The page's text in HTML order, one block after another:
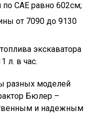
САЕ равно 602см;
от 7090 до 9130
экскаватора
л. в час.
разных моделей
Бюлер –
и надежным